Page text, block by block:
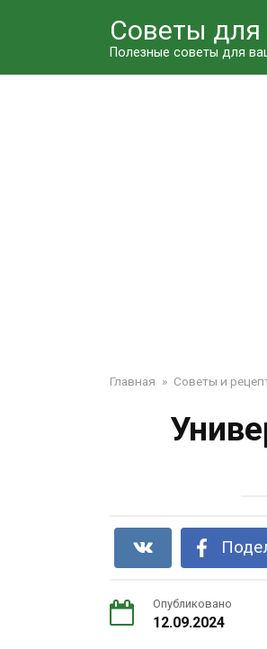
Советы
Полезные советы для
Главная » Советы и
Опубликовано
12.09.2024